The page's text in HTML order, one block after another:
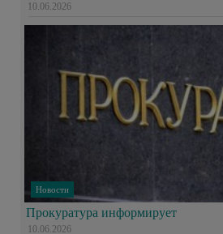
10.06.2026
Новости
Прокуратура информирует
10.06.2026